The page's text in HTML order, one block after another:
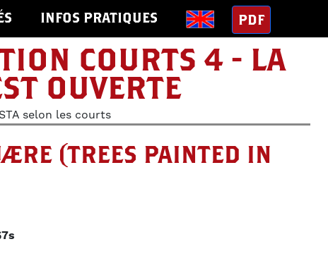
INFOS PRATIQUES PDF
COURTS 4 - LA
OUVERTE
selon les courts
(TREES PAINTED IN